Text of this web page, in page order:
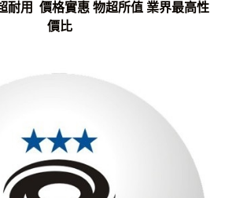
耐用 價格實惠 物超所值 業界最高性
價比